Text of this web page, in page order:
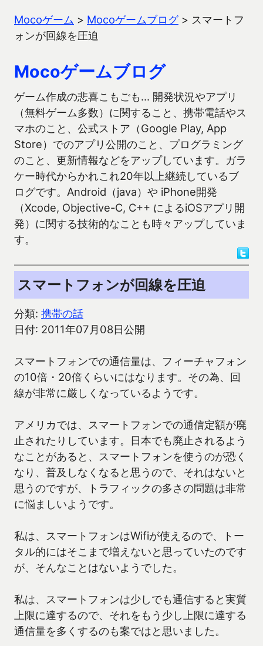
Mocoゲーム > Mocoゲームブログ> スマートフ
ォンが回線を圧迫
Mocoゲームブログ
ゲーム作成の悲喜こもごも… 開発状況やアプリ
（無料ゲーム多数）に関すること、携帯電話やス
マホのこと、公式ストア（Google Play, App
Store）でのアプリ公開のこと、プログラミング
のこと、更新情報などをアップしています。ガラ
ケー時代からかれこれ20年以上継続しているブ
ログです。Android（java）や iPhone開発
（Xcode, Objective-C, C++ によるiOSアプリ開
発）に関する技術的なことも時々アップしていま
す。
スマートフォンが回線を圧迫
分類: 携帯の話
日付: 2011年07月08日公開
スマートフォンでの通信量は、フィーチャフォン
の10倍・20倍くらいにはなります。その為、回
線が非常に厳しくなっているようです。
アメリカでは、スマートフォンでの通信定額が廃
止されたりしています。日本でも廃止されるよう
なことがあると、スマートフォンを使うのが恐く
なり、普及しなくなると思うので、それはないと
思うのですが、トラフィックの多さの問題は非常
に悩ましいようです。
私は、スマートフォンはWifiが使えるので、トー
タル的にはそこまで増えないと思っていたのです
が、そんなことはないようでした。
私は、スマートフォンは少しでも通信すると実質
上限に達するので、それをもう少し上限に達する
通信量を多くするのも案ではと思いました。